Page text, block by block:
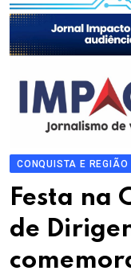
CONQUISTA E REGIÃO
Festa na
de